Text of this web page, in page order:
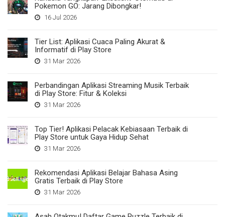
Pokemon GO: Jarang Dibongkar!
16 Jul 2026
Tier List: Aplikasi Cuaca Paling Akurat &
Informatif di Play Store
31 Mar 2026
Perbandingan Aplikasi Streaming Musik Terbaik
di Play Store: Fitur & Koleksi
31 Mar 2026
Top Tier! Aplikasi Pelacak Kebiasaan Terbaik di
Play Store untuk Gaya Hidup Sehat
31 Mar 2026
Rekomendasi Aplikasi Belajar Bahasa Asing
Gratis Terbaik di Play Store
31 Mar 2026